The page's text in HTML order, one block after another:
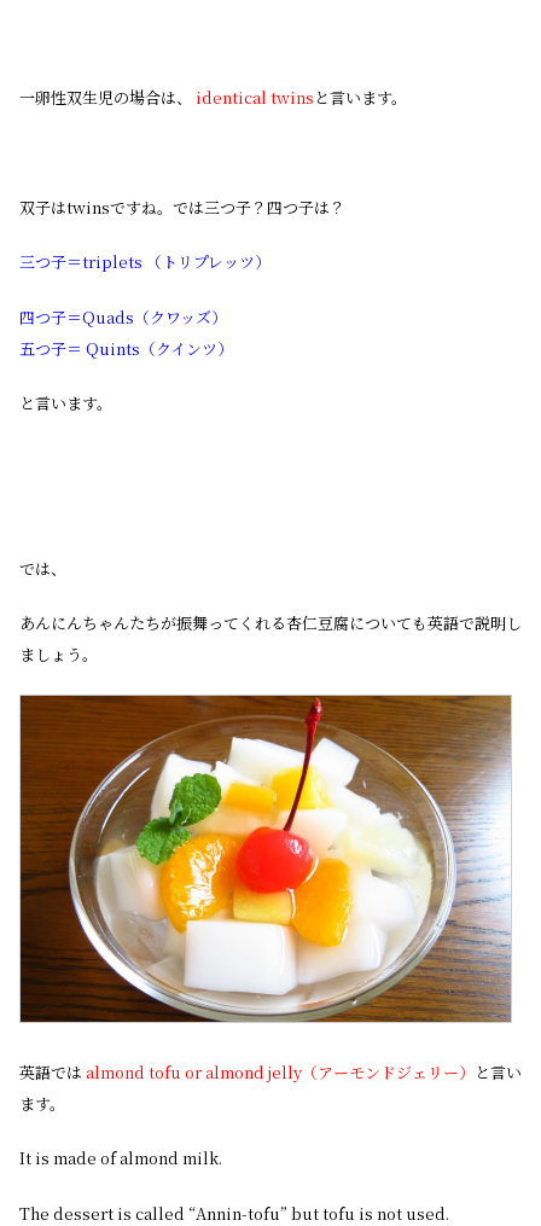
一卵性双生児の場合は、 identical twins と言います。
双子はtwinsですね。では三つ子？四つ子は？
三つ子＝triplets （トリプレッツ）
四つ子＝Quads（クワッズ）
五つ子＝ Quints（クインツ）
と言います。
では、
あんにんちゃんたちが振舞ってくれる杏仁豆腐についても英語で説明し
ましょう。
英語では almond tofu or almond jelly（アーモンドジェリー） と言い
ます。
It is made of almond milk.
The dessert is called “Annin-tofu” but tofu is not used.